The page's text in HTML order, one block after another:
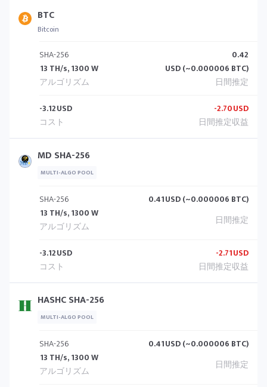
BTC
Bitcoin
SHA-256
13 TH/s, 1300 W
0.42
USD (~0.000006 BTC)
-3.12USD -2.70USD
MD SHA-256
MULTI-ALGO POOL
SHA-256
13 TH/s, 1300 W
0.41USD (~0.000006 BTC)
-3.12USD -2.71USD
HASHC SHA-256
MULTI-ALGO POOL
SHA-256
13 TH/s, 1300 W
0.41USD (~0.000006 BTC)